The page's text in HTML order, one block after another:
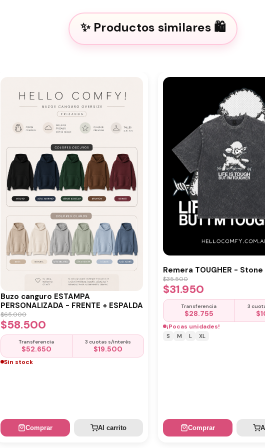
Productos similares
Buzo canguro ESTAMPA
PERSONALIZADA - FRENTE + ESPALDA
$65.000
$58.500
Transferencia
$52.650
3 cuotas s/interés
$19.500
Sin stock
Comprar Al carrito
Remera TOUGHER - Stone
$35.500
$31.950
Transferencia
$28.755
3
$
¡Pocas unidades!
S M L XL
Comprar